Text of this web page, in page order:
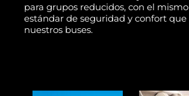
para grupos reducidos, con el mismo
estándar de seguridad y confort que
nuestros buses.